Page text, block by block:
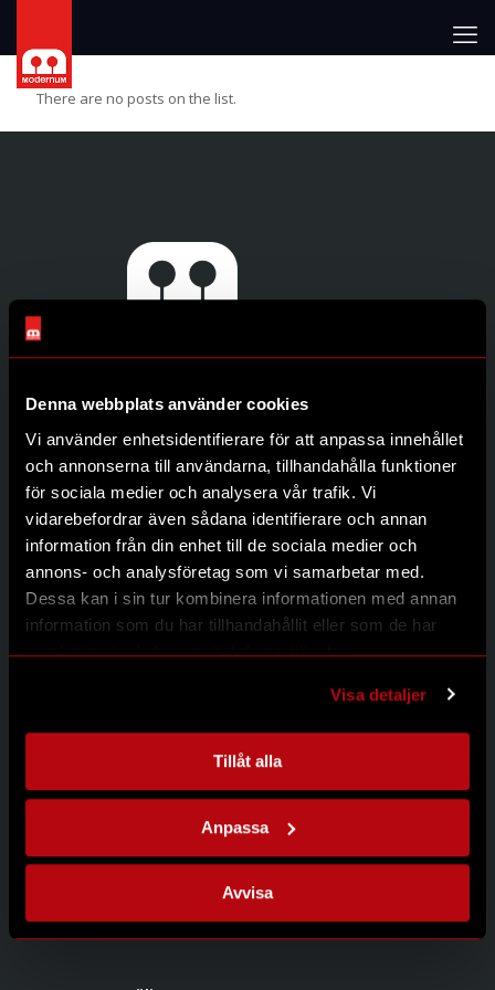
Denna webbplats använder cookies
Vi använder enhetsidentifierare för att anpassa innehållet
och annonserna till användarna, tillhandahålla funktioner
för sociala medier och analysera vår trafik. Vi
vidarebefordrar även sådana identifierare och annan
information från din enhet till de sociala medier och
annons- och analysföretag som vi samarbetar med.
Dessa kan i sin tur kombinera informationen med annan
information som du har tillhandahållit eller som de har
samlat in när du har använt deras tjänster.
Visa detaljer
Tillåt alla
Anpassa
Avvisa
There are no posts on the list.
Genvägar
Produkter
Återförsäljare
Om oss
Kontakt
Integritetspolicy
Kontakta oss
08-626 95 00
info@modernum.se
Måndag-Torsdag 08.00-16.30